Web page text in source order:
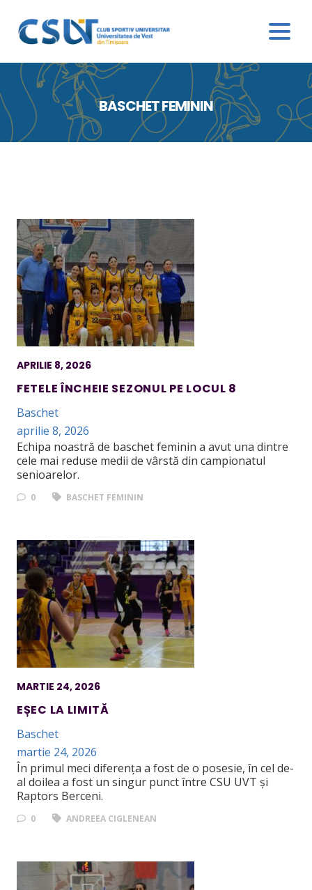
BASCHET FEMININ
APRILIE 8, 2026
FETELE ÎNCHEIE SEZONUL PE LOCUL 8
Baschet
aprilie 8, 2026
Echipa noastră de baschet feminin a avut una dintre
cele mai reduse medii de vârstă din campionatul
senioarelor.
0 BASCHET FEMININ
MARTIE 24, 2026
EȘEC LA LIMITĂ
Baschet
martie 24, 2026
În primul meci diferența a fost de o posesie, în cel de-
al doilea a fost un singur punct între CSU UVT și
Raptors Berceni.
0 ANDREEA CIGLENEAN